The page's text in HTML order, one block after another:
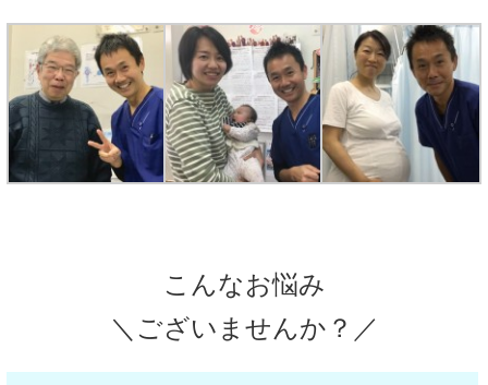
こんなお悩み
＼ございませんか？／